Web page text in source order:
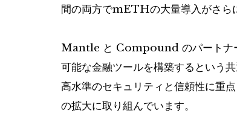
間の両方でmETHの大量導入がさら
Mantle と Compound のパートナー
可能な金融ツールを構築するという
高水準のセキュリティと信頼性に重​​
の拡大に取り組んでいます。